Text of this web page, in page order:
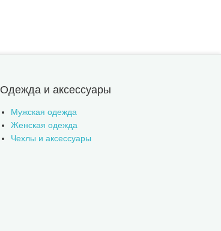
Одежда и аксессуары
Мужская одежда
Женская одежда
Чехлы и аксессуары